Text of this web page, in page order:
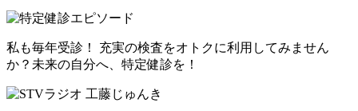
私も毎年受診！ 充実の検査をオトクに利用してみません
か？未来の自分へ、特定健診を！